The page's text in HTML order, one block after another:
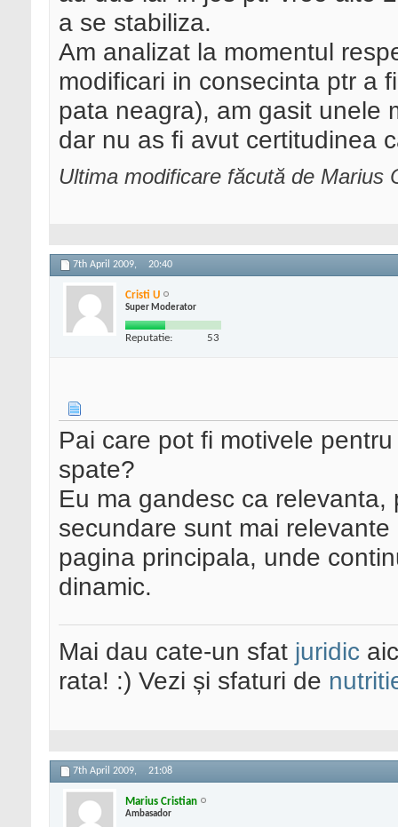
a se stabiliza.
Am analizat la momentul
modificari in consecinta ptr a
pata neagra), am gasit unele
dar nu as fi avut certitudinea
Ultima modificare făcută de Marius
7th April 2009, 20:40
Cristi U
Super Moderator
Reputatie: 53
Pai care pot fi motivele
spate?
Eu ma gandesc ca
secundare sunt mai
pagina principala, unde
dinamic.
Mai dau cate-un sfat juridic
rata! :) Vezi și sfaturi de
7th April 2009, 21:08
Marius Cristian
Ambasador